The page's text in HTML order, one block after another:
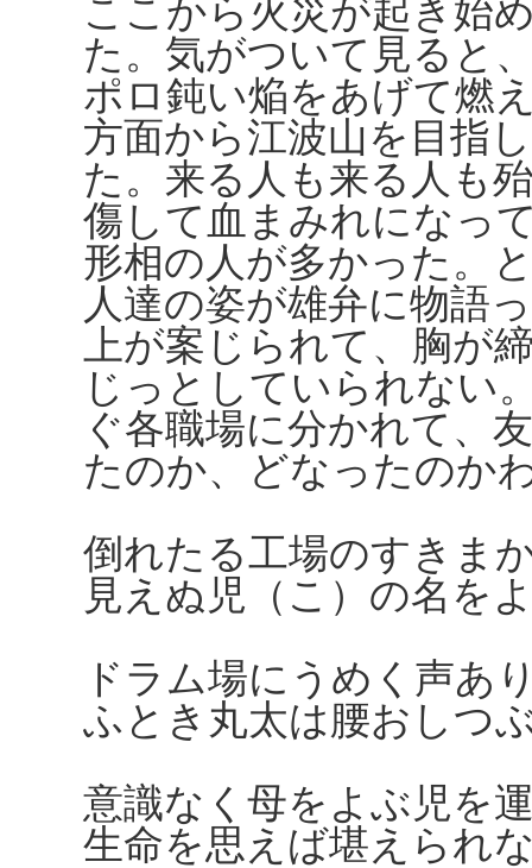
ここから火災が起き始
た。気がついて見ると
ポロ鈍い焔をあげて燃
方面から江波山を目指
た。来る人も来る人も
傷して血まみれになっ
形相の人が多かった。
人達の姿が雄弁に物語
上が案じられて、胸が
じっとしていられない
ぐ各職場に分かれて、
たのか、どなったのか
倒れたる工場のすきま
見えぬ児（こ）の名を
ドラム場にうめく声あ
ふとき丸太は腰おしつ
意識なく母をよぶ児を
生命を思えば堪えられ